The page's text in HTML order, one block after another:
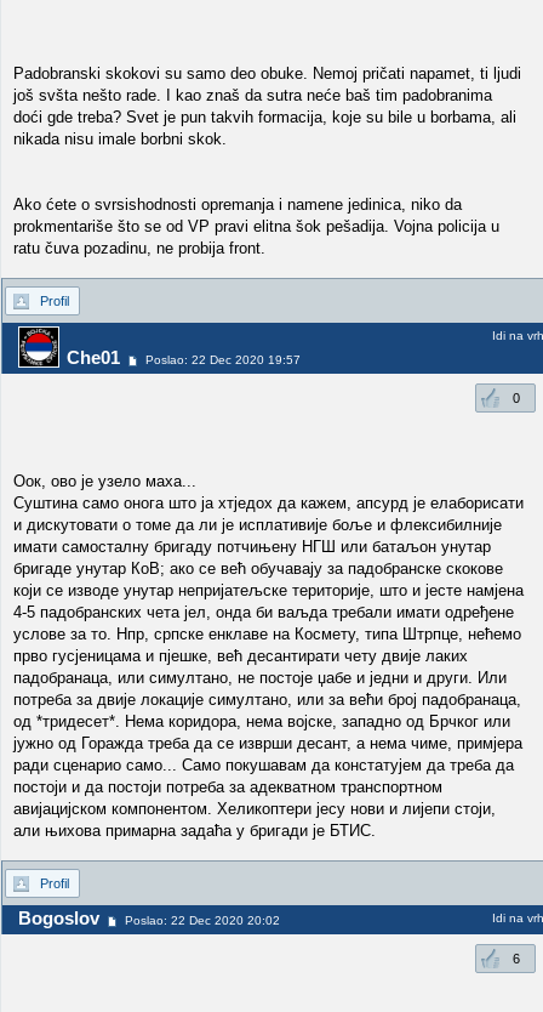
Padobranski skokovi su samo deo obuke. Nemoj pričati napamet, ti ljudi
još svšta nešto rade. I kao znaš da sutra neće baš tim padobranima
doći gde treba? Svet je pun takvih formacija, koje su bile u borbama, ali
nikada nisu imale borbni skok.
Ako ćete o svrsishodnosti opremanja i namene jedinica, niko da
prokmentariše što se od VP pravi elitna šok pešadija. Vojna policija u
ratu čuva pozadinu, ne probija front.
Profil
Che01 Poslao: 22 Dec 2020 19:57
Idi na vrh
0
Оок, ово је узело маха...
Суштина само онога што ја хтједох да кажем, апсурд је елаборисати
и дискутовати о томе да ли је исплативије боље и флексибилније
имати самосталну бригаду потчињену НГШ или батаљон унутар
бригаде унутар КоВ; ако се већ обучавају за падобранске скокове
који се изводе унутар непријатељске територије, што и јесте намјена
4-5 падобранских чета јел, онда би ваљда требали имати одређене
услове за то. Нпр, српске енклаве на Космету, типа Штрпце, нећемо
прво гусјеницама и пјешке, већ десантирати чету двије лаких
падобранаца, или симултано, не постоје џабе и једни и други. Или
потреба за двије локације симултано, или за већи број падобранаца,
од *тридесет*. Нема коридора, нема војске, западно од Брчког или
јужно од Горажда треба да се изврши десант, а нема чиме, примјера
ради сценарио само... Само покушавам да констатујем да треба да
постоји и да постоји потреба за адекватном транспортном
авијацијском компонентом. Хеликоптери јесу нови и лијепи стоји,
али њихова примарна задаћа у бригади је БТИС.
Profil
Bogoslov Poslao: 22 Dec 2020 20:02 Idi na vrh
6